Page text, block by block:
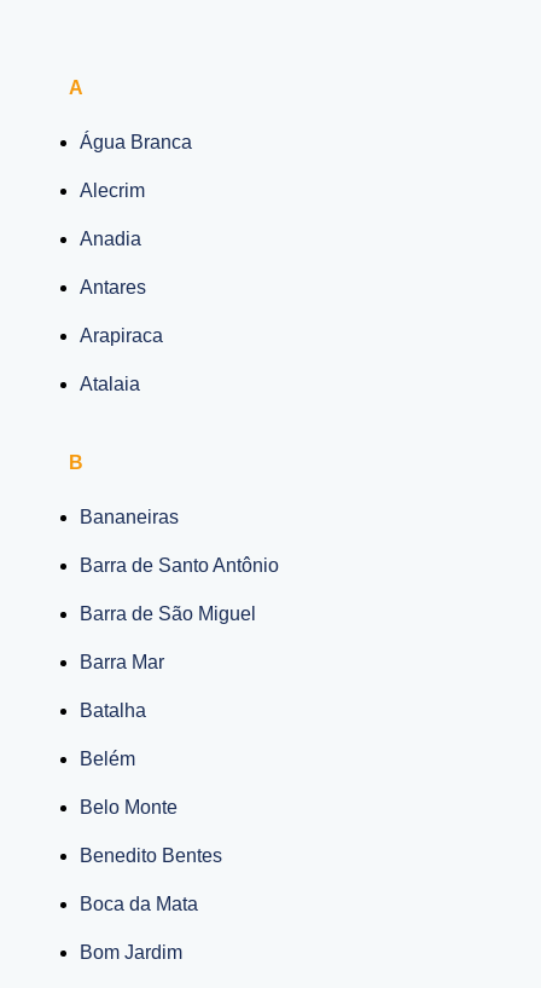
A
Água Branca
Alecrim
Anadia
Antares
Arapiraca
Atalaia
B
Bananeiras
Barra de Santo Antônio
Barra de São Miguel
Barra Mar
Batalha
Belém
Belo Monte
Benedito Bentes
Boca da Mata
Bom Jardim